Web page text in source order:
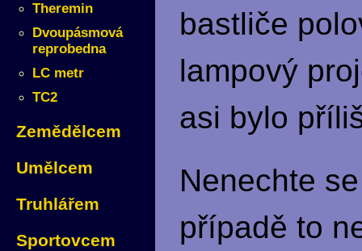
Theremin
Dvoupásmová
reprobedna
LC metr
TC2
Zemědělcem
Umělcem
Truhlářem
Sportovcem
bastliče
lampový
asi bylo
Nenechte
případě to